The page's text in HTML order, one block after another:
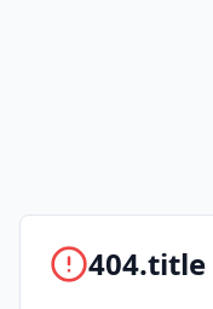
404.title